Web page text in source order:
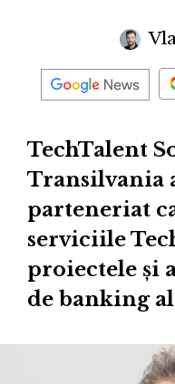
TechTalent
Transilvania
parteneriat
serviciile
proiectele şi
de banking